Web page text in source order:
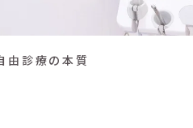
由診療の本質